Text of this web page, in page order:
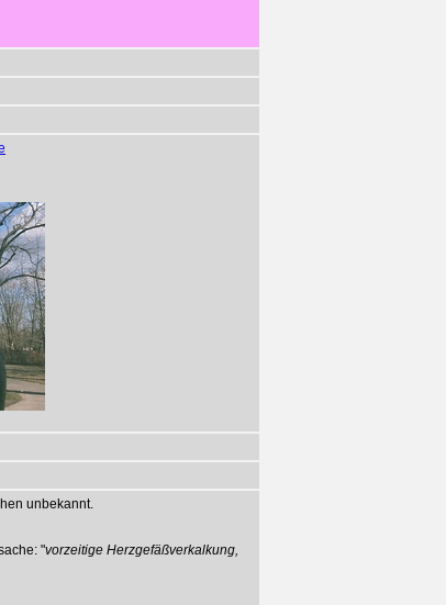
unbekannt.
"vorzeitige Herzgefäßverkalkung,